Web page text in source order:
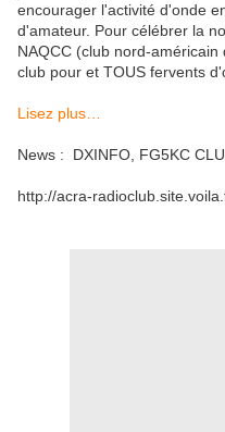
encourager l'activité d'onde
d'amateur. Pour célébrer la
NAQCC (club nord-
club pour et TOUS fervents
Lisez plus…
News : DXINFO, FG5KC
http://acra-